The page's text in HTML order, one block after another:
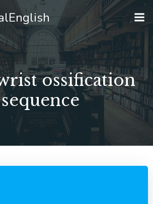
Перейти
к
содержимому
ossification
sequence